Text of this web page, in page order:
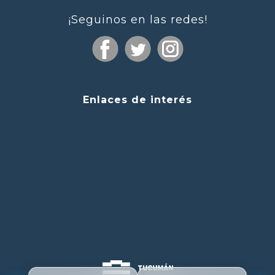
¡Seguinos en las redes!
Enlaces de interés